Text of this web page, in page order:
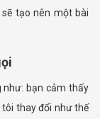
tạo nên một bài
như: bạn cảm thấy
thay đổi như thế